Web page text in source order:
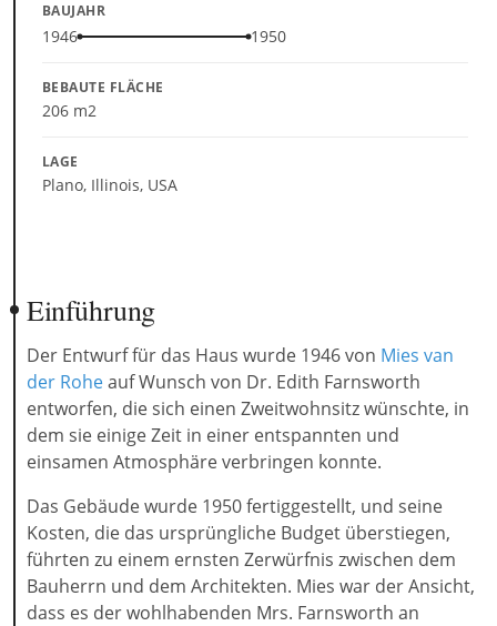
BAUJAHR
1946 1950
BEBAUTE FLÄCHE
206 m2
LAGE
Plano, Illinois, USA
Einführung
Der Entwurf für das Haus wurde 1946 von Mies van
der Roheauf Wunsch von Dr. Edith Farnsworth
entworfen, die sich einen Zweitwohnsitz wünschte, in
dem sie einige Zeit in einer entspannten und
einsamen Atmosphäre verbringen konnte.
Das Gebäude wurde 1950 fertiggestellt, und seine
Kosten, die das ursprüngliche Budget überstiegen,
führten zu einem ernsten Zerwürfnis zwischen dem
Bauherrn und dem Architekten. Mies war der Ansicht,
dass es der wohlhabenden Mrs. Farnsworth an